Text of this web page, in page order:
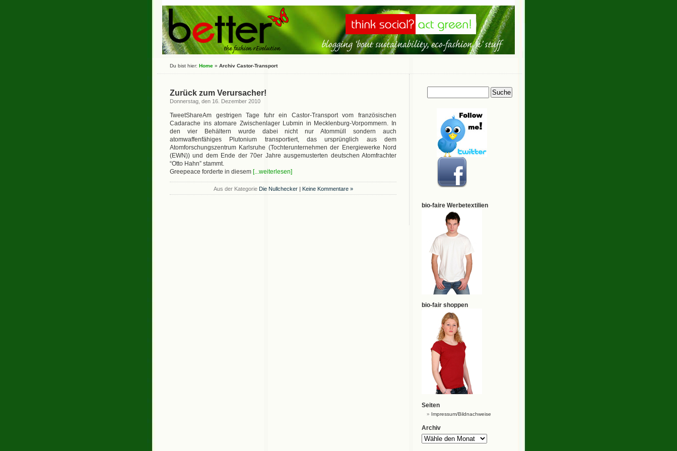
Du bist hier: Home » Archiv Castor-Transport
Zurück zum Verursacher!
Donnerstag, den 16. Dezember 2010
TweetShareAm gestrigen Tage fuhr ein Castor-Transport vom französischen
Cadarache ins atomare Zwischenlager Lubmin in Mecklenburg-Vorpommern. In
den vier Behältern wurde dabei nicht nur Atommüll sondern auch
atomwaffenfähiges Plutonium transportiert, das ursprünglich aus dem
Atomforschungszentrum Karlsruhe (Tochterunternehmen der Energiewerke Nord
(EWN)) und dem Ende der 70er Jahre ausgemusterten deutschen Atomfrachter
“Otto Hahn” stammt.
Greepeace forderte in diesem [...weiterlesen]
Aus der Kategorie Die Nullchecker | Keine Kommentare »
bio-faire Werbetextilien
bio-fair shoppen
Seiten
Impressum/Bildnachweise
Archiv